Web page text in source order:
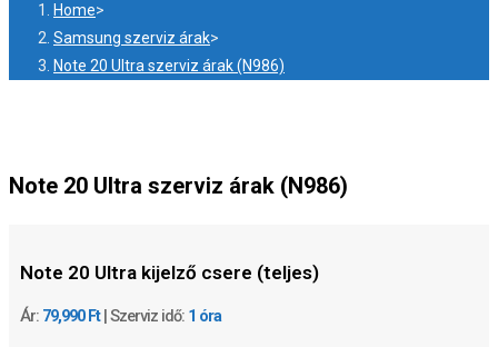
Home>
Samsung szerviz árak>
Note 20 Ultra szerviz árak (N986)
Note 20 Ultra szerviz árak (N986)
Note 20 Ultra kijelző csere (teljes)
Ár: 79,990 Ft| Szerviz idő: 1 óra